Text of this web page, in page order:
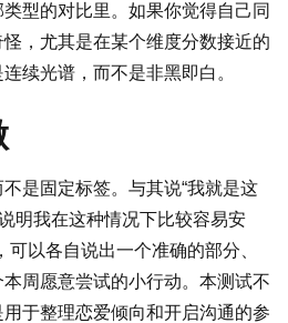
型的对比里。如果你觉得自己同
，尤其是在某个维度分数接近的
续光谱，而不是非黑即白。
是固定标签。与其说“我就是这
明我在这种情况下比较容易安
可以各自说出一个准确的部分、
周愿意尝试的小行动。本测试不
于整理恋爱倾向和开启沟通的参